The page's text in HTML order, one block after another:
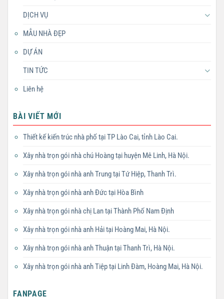
DỊCH VỤ
MẪU NHÀ ĐẸP
DỰ ÁN
TIN TỨC
Liên hệ
BÀI VIẾT MỚI
Thiết kế kiến trúc nhà phố tại TP Lào Cai, tỉnh Lào Cai.
Xây nhà trọn gói nhà chú Hoàng tại huyện Mê Linh, Hà Nội.
Xây nhà trọn gói nhà anh Trung tại Tứ Hiệp, Thanh Trì.
Xây nhà trọn gói nhà anh Đức tại Hòa Bình
Xây nhà trọn gói nhà chị Lan tại Thành Phố Nam Định
Xây nhà trọn gói nhà anh Hải tại Hoàng Mai, Hà Nội.
Xây nhà trọn gói nhà anh Thuận tại Thanh Trì, Hà Nội.
Xây nhà trọn gói nhà anh Tiệp tại Linh Đàm, Hoàng Mai, Hà Nội.
FANPAGE